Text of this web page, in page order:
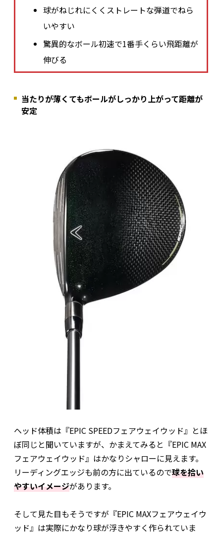
球がねじれにくくストレートな弾道でねら
いやすい
驚異的なボール初速で1番手くらい飛距離が
伸びる
当たりが薄くてもボールがしっかり上がって距離が
安定
ヘッド体積は『EPIC SPEEDフェアウェイウッド』とほ
ぼ同じと聞いていますが、かまえてみると『EPIC MAX
フェアウェイウッド』はかなりシャローに見えます。
リーディングエッジも前の方に出ているので球を拾い
やすいイメージがあります。
そして見た目もそうですが『EPIC MAXフェアウェイウ
ッド』は実際にかなり球が浮きやすく作られていま